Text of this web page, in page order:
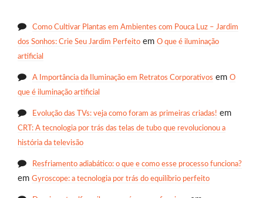
Como Cultivar Plantas em Ambientes com Pouca Luz – Jardim
dos Sonhos: Crie Seu Jardim Perfeito em O que é iluminação
artificial
A Importância da Iluminação em Retratos Corporativos em O
que é iluminação artificial
Evolução das TVs: veja como foram as primeiras criadas! em
CRT: A tecnologia por trás das telas de tubo que revolucionou a
história da televisão
Resfriamento adiabático: o que e como esse processo funciona?
em Gyroscope: a tecnologia por trás do equilíbrio perfeito